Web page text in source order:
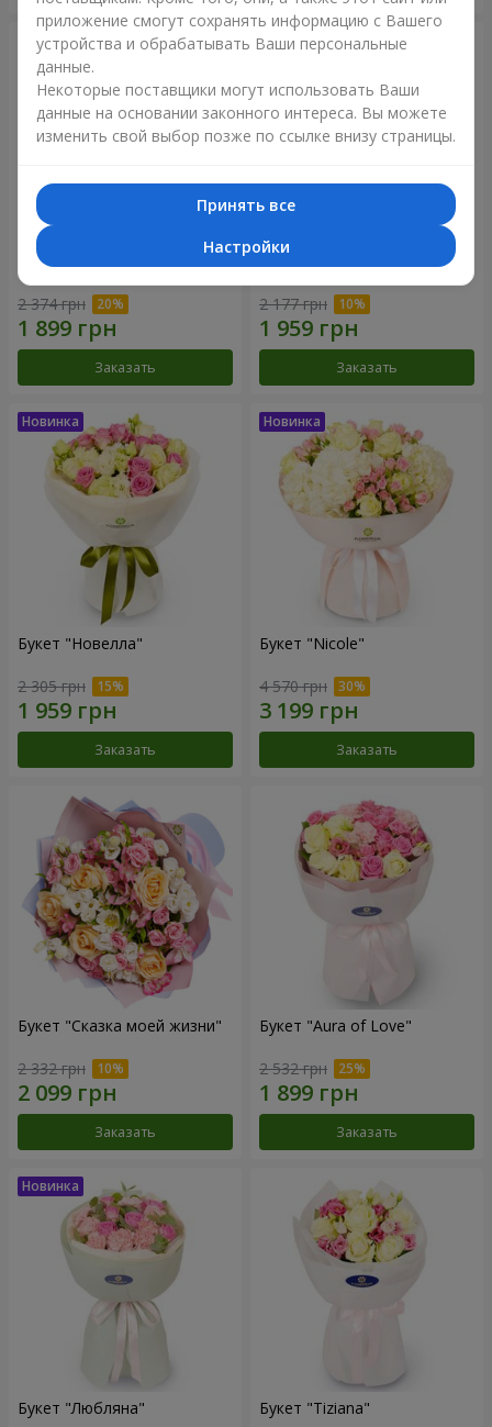
Букет "Дуэт гармонии"
2 374 грн
Заказать
Букет "My Lady"
2 177 грн
Заказать
Букет "Новелла"
2 305 грн
Заказать
Букет "Nicole"
4 570 грн
Заказать
Букет "Сказка моей жизни"
2 332 грн
Заказать
Букет "Aura of Love"
2 532 грн
Заказать
Букет "Любляна" Букет "Tiziana"
приложение смогут сохранять информацию с Вашего
устройства и обрабатывать Ваши персональные
данные.
Некоторые поставщики могут использовать Ваши
данные на основании законного интереса. Вы можете
изменить свой выбор позже по ссылке внизу страницы.
Принять все
Настройки